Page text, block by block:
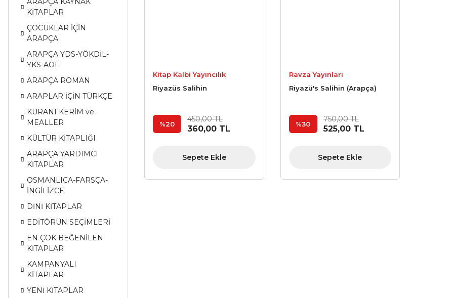
KİTAPLAR
ÇOCUKLAR İÇİN
ARAPÇA
ARAPÇA YDS-YÖKDİL-
YKS-AÖF
ARAPÇA ROMAN
ARAPLAR İÇİN TÜRKÇE
KURANI KERİM ve
MEALLER
KÜLTÜR KİTAPLIĞI
ARAPÇA YARDIMCI
KİTAPLAR
OSMANLICA-FARSÇA-
İNGİLİZCE
DİNİ KİTAPLAR
EDİTÖRÜN SEÇİMLERİ
EN ÇOK BEĞENİLEN
KİTAPLAR
KAMPANYALI
KİTAPLAR
YENİ KİTAPLAR
Kitap Kalbi Yayıncılık
Riyazüs Salihin
%20
450,00 TL
360,00 TL
Sepete Ekle
Ravza Yayınları
Riyazü's Salihin (Arapça)
%30
750,00 TL
525,00 TL
Sepete Ekle